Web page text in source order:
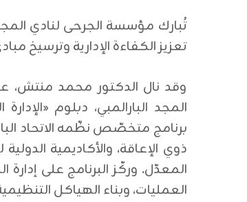
تُبارك مؤسسة الجرحى لنادي
تعزيز الكفاءة الإدارية وترسيخ
وقد نال الدكتور محمد منتش،
المجد البارالمبي، دبلوم
برنامج متخصّص نظّمه الاتحاد
المعدّل. وركّز البرنامج على إدارة
العمليات، وبناء الهياكل